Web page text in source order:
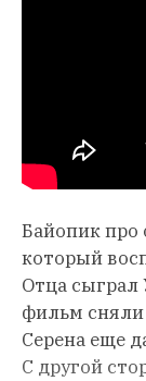
Байопик про
который
Отца
фильм
Серена еще
С другой